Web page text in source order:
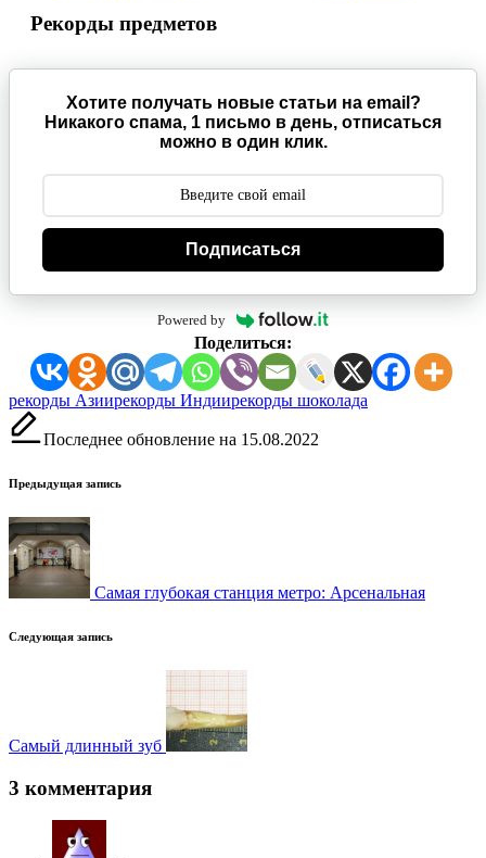
Рекорды предметов
Хотите получать новые статьи на email?
Никакого спама, 1 письмо в день, отписаться
можно в один клик.
Подписаться
Powered by
Поделиться:
Метки:
рекорды Азиирекорды Индиирекорды шоколада
Последнее обновление на 15.08.2022
Навигация
записи
Предыдущая запись
Самая глубокая станция метро: Арсенальная
Следующая запись
Самый длинный зуб
3 комментария